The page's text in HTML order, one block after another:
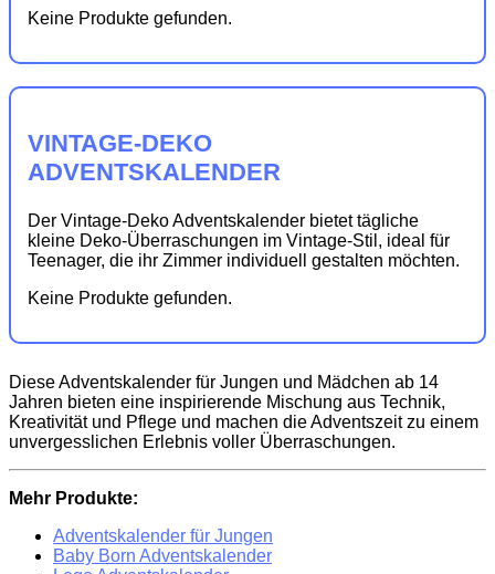
Keine Produkte gefunden.
VINTAGE-DEKO
ADVENTSKALENDER
Der Vintage-Deko Adventskalender bietet tägliche
kleine Deko-Überraschungen im Vintage-Stil, ideal für
Teenager, die ihr Zimmer individuell gestalten möchten.
Keine Produkte gefunden.
Diese Adventskalender für Jungen und Mädchen ab 14
Jahren bieten eine inspirierende Mischung aus Technik,
Kreativität und Pflege und machen die Adventszeit zu einem
unvergesslichen Erlebnis voller Überraschungen.
Mehr Produkte:
Adventskalender für Jungen
Baby Born Adventskalender